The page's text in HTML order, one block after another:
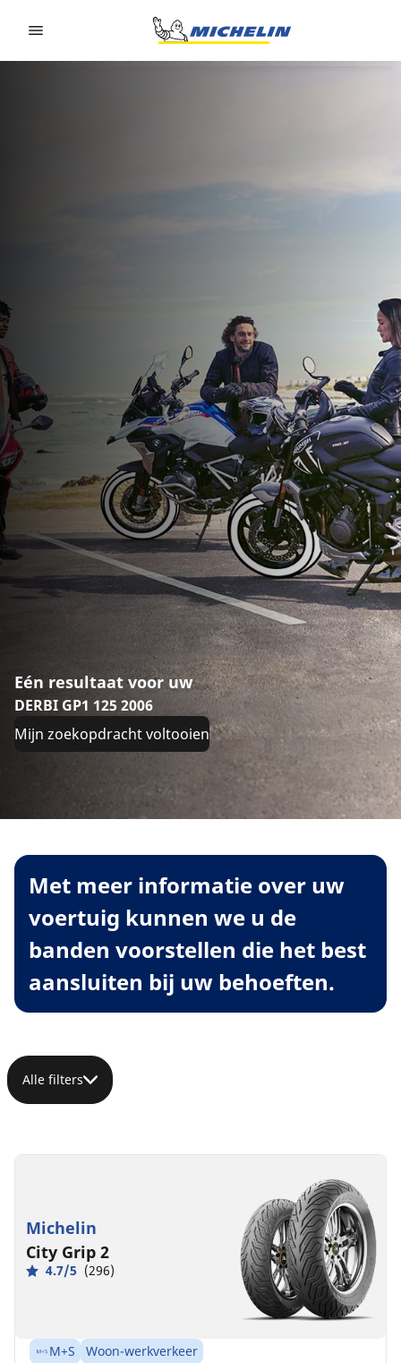
Eén resultaat voor uw
DERBI GP1 125 2006
Mijn zoekopdracht voltooien
Met meer informatie over uw
voertuig kunnen we u de
banden voorstellen die het best
aansluiten bij uw behoeften.
Alle filters
Michelin
City Grip 2
4.7/5 (296)
M+S
Woon-werkverkeer